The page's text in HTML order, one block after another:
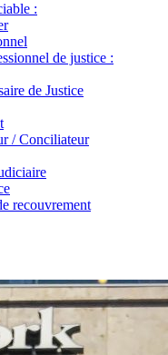
:
de justice :
de Justice
/ Conciliateur
recouvrement